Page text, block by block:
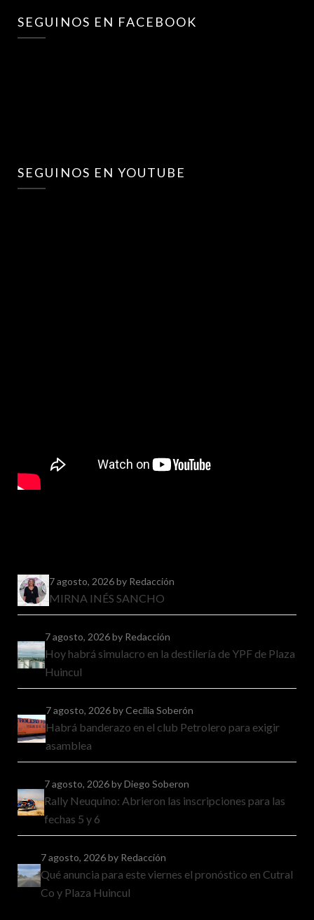
SEGUINOS EN FACEBOOK
SEGUINOS EN YOUTUBE
7 agosto, 2026by Redacción
MIRNA INÉS SANCHO
7 agosto, 2026by Redacción
Hoy habrá simulacro en la destilería de YPF de Plaza
Huincul
7 agosto, 2026by Cecilia Soberón
Habrá banderazo en el club Petrolero para exigir
asamblea
7 agosto, 2026by Diego Soberon
Rally Neuquino: Abrieron las inscripciones para las
fechas 5 y 6
7 agosto, 2026by Redacción
Qué anuncia para este viernes el pronóstico en Cutral
Co y Plaza Huincul